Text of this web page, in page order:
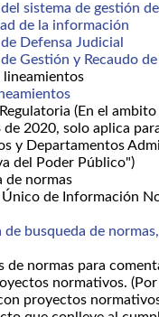
sistema de gestión
de la información
Defensa Judicial
Gestión y Recaudo
(En el
2020, solo aplica
y Departamentos
del Poder Público")
de normas
Único de Información
de busqueda de
de normas para
normativos.
proyectos